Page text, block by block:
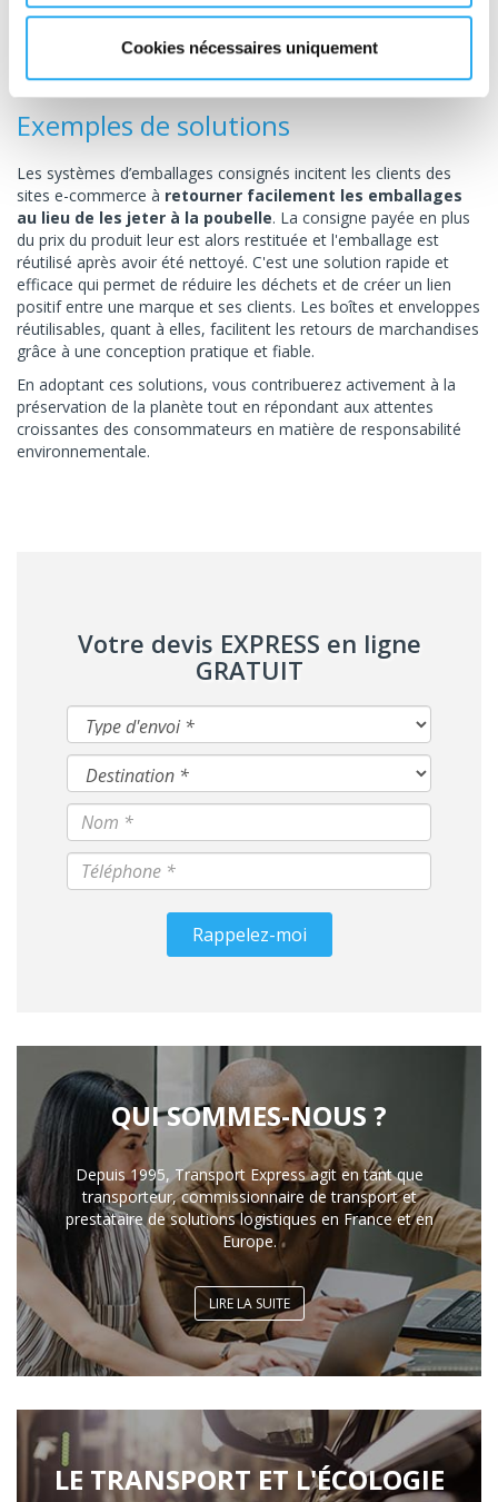
Cookies nécessaires uniquement
d’atteindre la fin de son cycle de vie. Cela permet de réduire
considérablement la production de nouveaux matériaux et de
Exemples de solutions
Les systèmes d’emballages consignés incitent les clients des
sites e-commerce à retourner facilement les emballages
au lieu de les jeter à la poubelle. La consigne payée en plus
du prix du produit leur est alors restituée et l'emballage est
réutilisé après avoir été nettoyé. C'est une solution rapide et
efficace qui permet de réduire les déchets et de créer un lien
positif entre une marque et ses clients. Les boîtes et enveloppes
réutilisables, quant à elles, facilitent les retours de marchandises
grâce à une conception pratique et fiable.
En adoptant ces solutions, vous contribuerez activement à la
préservation de la planète tout en répondant aux attentes
croissantes des consommateurs en matière de responsabilité
environnementale.
Votre devis EXPRESS en ligne
GRATUIT
Rappelez-moi
QUI SOMMES-NOUS ?
Depuis 1995, Transport Express agit en tant que
transporteur, commissionnaire de transport et
prestataire de solutions logistiques en France et en
Europe.
LIRE LA SUITE
LE TRANSPORT ET L'ÉCOLOGIE